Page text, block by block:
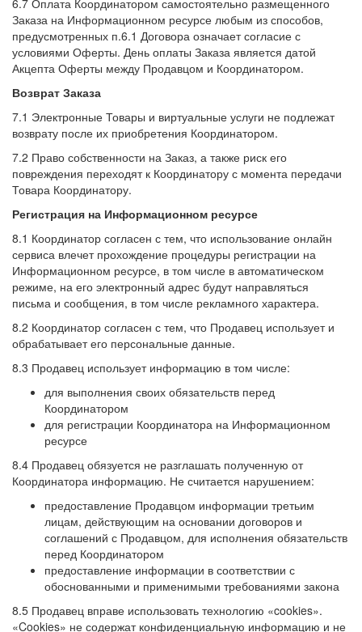
6.7 Оплата Координатором самостоятельно размещенного
Заказа на Информационном ресурсе любым из способов,
предусмотренных п.6.1 Договора означает согласие с
условиями Оферты. День оплаты Заказа является датой
Акцепта Оферты между Продавцом и Координатором.
Возврат Заказа
7.1 Электронные Товары и виртуальные услуги не подлежат
возврату после их приобретения Координатором.
7.2 Право собственности на Заказ, а также риск его
повреждения переходят к Координатору с момента передачи
Товара Координатору.
Регистрация на Информационном ресурсе
8.1 Координатор согласен с тем, что использование онлайн
сервиса влечет прохождение процедуры регистрации на
Информационном ресурсе, в том числе в автоматическом
режиме, на его электронный адрес будут направляться
письма и сообщения, в том числе рекламного характера.
8.2 Координатор согласен с тем, что Продавец использует и
обрабатывает его персональные данные.
8.3 Продавец использует информацию в том числе:
для выполнения своих обязательств перед
Координатором
для регистрации Координатора на Информационном
ресурсе
8.4 Продавец обязуется не разглашать полученную от
Координатора информацию. Не считается нарушением:
предоставление Продавцом информации третьим
лицам, действующим на основании договоров и
соглашений с Продавцом, для исполнения обязательств
перед Координатором
предоставление информации в соответствии с
обоснованными и применимыми требованиями закона
8.5 Продавец вправе использовать технологию «cookies».
«Cookies» не содержат конфиденциальную информацию и не